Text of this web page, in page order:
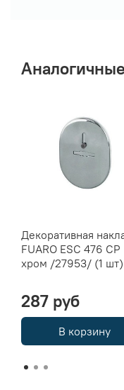
Декоративная
FUARO ESC 476 CP
хром /27953/ (1 шт)
287 руб
В корзину